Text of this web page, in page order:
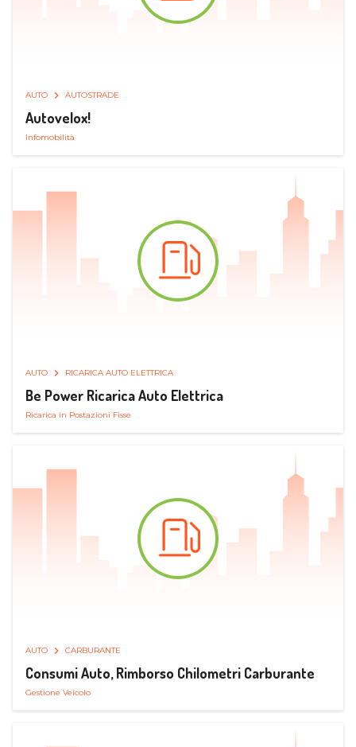
AUTO AUTOSTRADE
Autovelox!
Infomobilità
AUTO RICARICA AUTO ELETTRICA
Be Power Ricarica Auto Elettrica
Ricarica in Postazioni Fisse
AUTO CARBURANTE
Consumi Auto, Rimborso Chilometri Carburante
Gestione Veicolo